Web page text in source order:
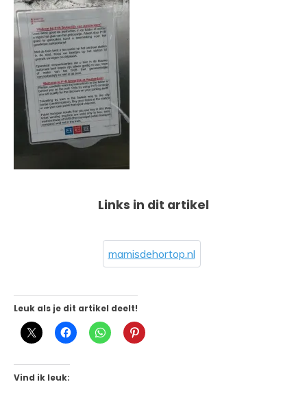
Links in dit artikel
mamisdehortop.nl
Leuk als je dit artikel deelt!
Vind ik leuk: